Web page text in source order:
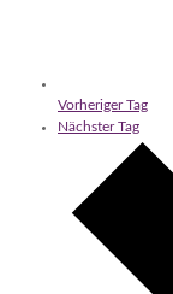
Vorheriger Tag
Nächster Tag